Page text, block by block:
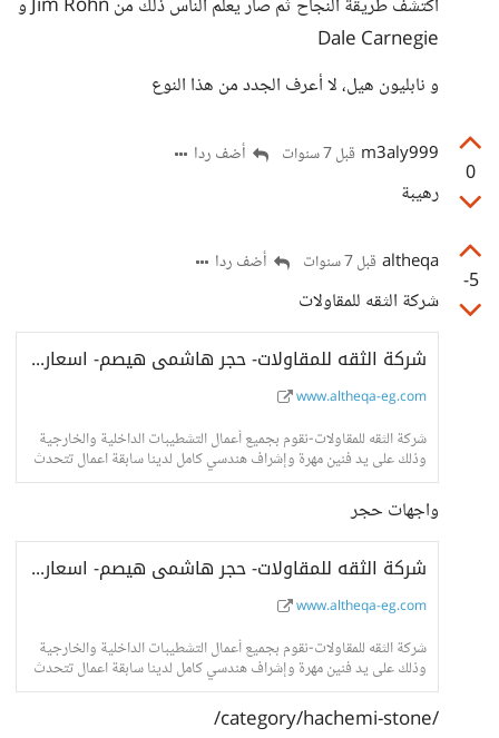
أكتشف طريقة النجاح ثم صار يعلم الناس ذلك من Jim Rohn و
Dale Carnegie
و نابليون هيل، لا أعرف الجدد من هذا النوع
0
m3aly999 قبل 7 سنوات أضف ردا
رهيبة
-5
altheqa قبل 7 سنوات أضف ردا
شركة الثقه للمقاولات
شركة الثقه للمقاولات- حجر هاشمى هيصم- اسعار حجر هاشمى- واجهات حجر هاشمى
www.altheqa-eg.com
شركة الثقه للمقاولات-نقوم بجميع أعمال التشطيبات الداخلية والخارجية
وذلك على يد فنين مهرة وإشراف هندسي كامل لدينا سابقة اعمال تتحدث
عنا فى جميع انحاء الجمهور
واجهات حجر
شركة الثقه للمقاولات- حجر هاشمى هيصم- اسعار حجر هاشمى- واجهات حجر هاشمى
www.altheqa-eg.com
شركة الثقه للمقاولات-نقوم بجميع أعمال التشطيبات الداخلية والخارجية
وذلك على يد فنين مهرة وإشراف هندسي كامل لدينا سابقة اعمال تتحدث
عنا فى جميع انحاء الجمهور
/category/hachemi-stone/